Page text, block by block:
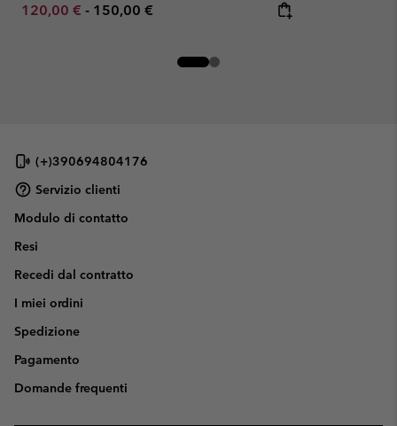
Minimum sale price:
120,00 € - Maximum price:
150,00 €
(+)390694804176
Servizio clienti
Modulo di contatto
Resi
Recedi dal contratto
I miei ordini
Spedizione
Pagamento
Domande frequenti